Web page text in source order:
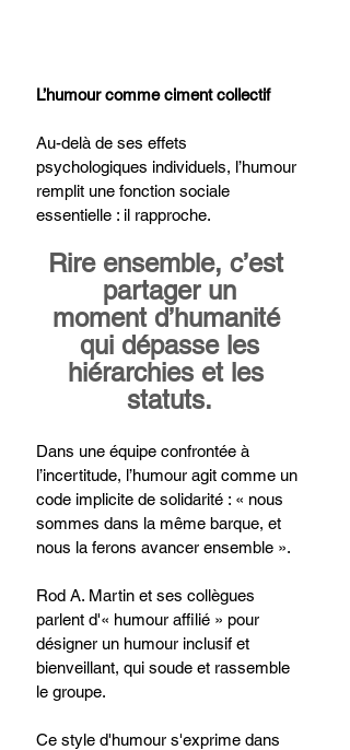
L’humour comme ciment collectif
Au-delà de ses effets
psychologiques individuels, l’humour
remplit une fonction sociale
essentielle : il rapproche.
Rire ensemble, c’est
partager un
moment d’humanité
qui dépasse les
hiérarchies et les
statuts.
Dans une équipe confrontée à
l’incertitude, l’humour agit comme un
code implicite de solidarité : « nous
sommes dans la même barque, et
nous la ferons avancer ensemble ».
Rod A. Martin et ses collègues
parlent d'« humour affilié » pour
désigner un humour inclusif et
bienveillant, qui soude et rassemble
le groupe.
Ce style d'humour s'exprime dans